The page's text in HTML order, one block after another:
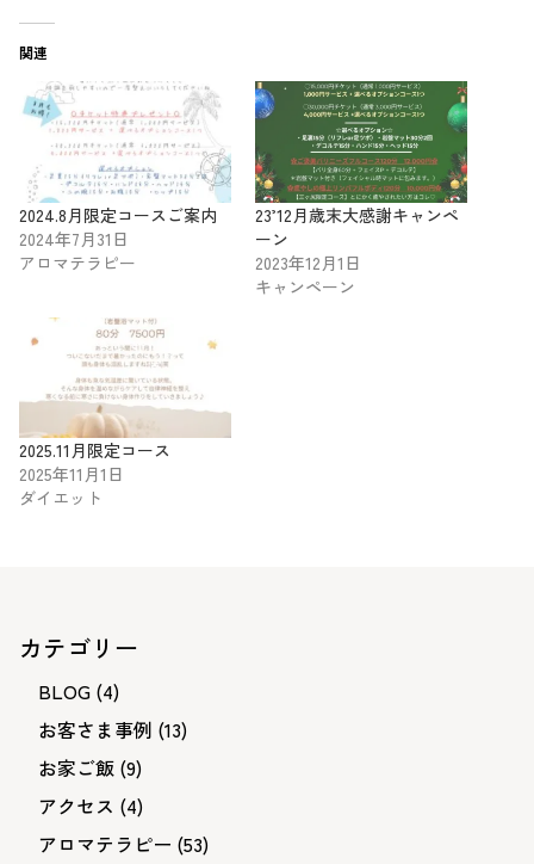
関連
2024.8月限定コースご案内
2024年7月31日
アロマテラピー
23’12月歳末大感謝キャンペ
ーン
2023年12月1日
キャンペーン
2025.11月限定コース
2025年11月1日
ダイエット
カテゴリー
BLOG (4)
お客さま事例 (13)
お家ご飯 (9)
アクセス (4)
アロマテラピー (53)